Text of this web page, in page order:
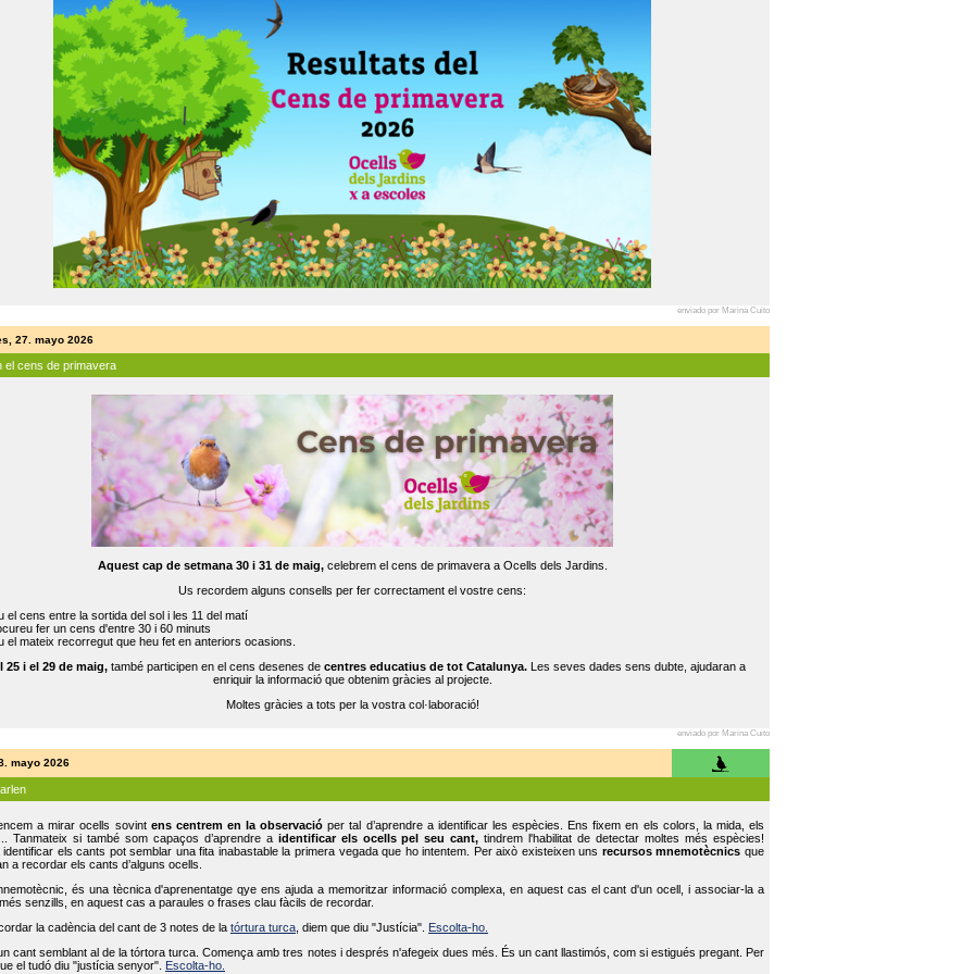
enviado por Marina Cuito
27. mayo 2026
el cens de primavera
Aquest cap de setmana 30 i 31 de maig,celebrem el cens de primavera a Ocells dels Jardins.
Us recordem alguns consells per fer correctament el vostre cens:
el cens entre la sortida del sol i les 11 del matí
fer un cens d'entre 30 i 60 minuts
el mateix recorregut que heu fet en anteriors ocasions.
25 i el 29 de maig,també participen en el cens desenes de centres educatius de tot Catalunya.Les seves dades sens dubte, ajudaran a
enriquir la informació que obtenim gràcies al projecte.
Moltes gràcies a tots per la vostra col·laboració!
enviado por Marina Cuito
mayo 2026
a mirar ocells sovint ens centrem en la observació per tal d’aprendre a identificar les espècies. Ens fixem en els colors, la mida, els
Tanmateix si també som capaços d’aprendre a identificar els ocells pel seu cant, tindrem l'habilitat de detectar moltes més espècies!
els cants pot semblar una fita inabastable la primera vegada que ho intentem. Per això existeixen uns recursos mnemotècnics que
a recordar els cants d’alguns ocells.
és una tècnica d'aprenentatge qye ens ajuda a memoritzar informació complexa, en aquest cas el cant d'un ocell, i associar-la a
senzills, en aquest cas a paraules o frases clau fàcils de recordar.
la cadència del cant de 3 notes de la tórtura turca , diem que diu "Justícia".
Escolta-ho.
cant semblant al de la tórtora turca. Comença amb tres notes i després n'afegeix dues més. És un cant llastimós, com si estigués pregant. Per
el tudó diu "justícia senyor".
Escolta-ho.